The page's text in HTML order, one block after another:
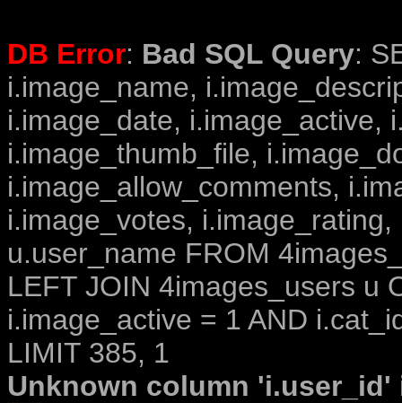
DB Error: Bad SQL Query:
i.image_name,
i.image_date, i.image_active,
i.image_thumb_file,
i.image_allow_comments,
i.image_votes,
u.user_name FROM
LEFT JOIN 4images_users u
i.image_active = 1 AND
LIMIT 385, 1
Unknown column